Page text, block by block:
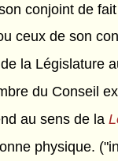
conjoint de
ceux de son
la Législature
du Conseil
au sens de la
physique.